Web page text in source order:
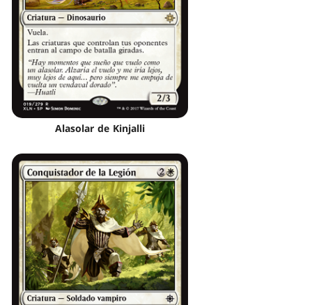
Alasolar de Kinjalli